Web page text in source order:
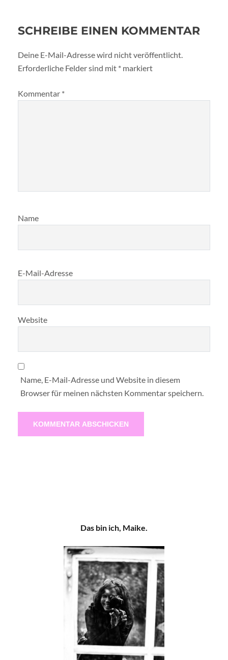
SCHREIBE EINEN KOMMENTAR
Deine E-Mail-Adresse wird nicht veröffentlicht.
Erforderliche Felder sind mit * markiert
Kommentar *
Name
E-Mail-Adresse
Website
Name, E-Mail-Adresse und Website in diesem
Browser für meinen nächsten Kommentar speichern.
Das bin ich, Maike.